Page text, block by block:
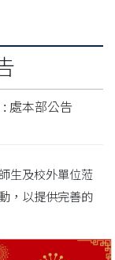
: 處本部公告
生及校外單位蒞
，以提供完善的